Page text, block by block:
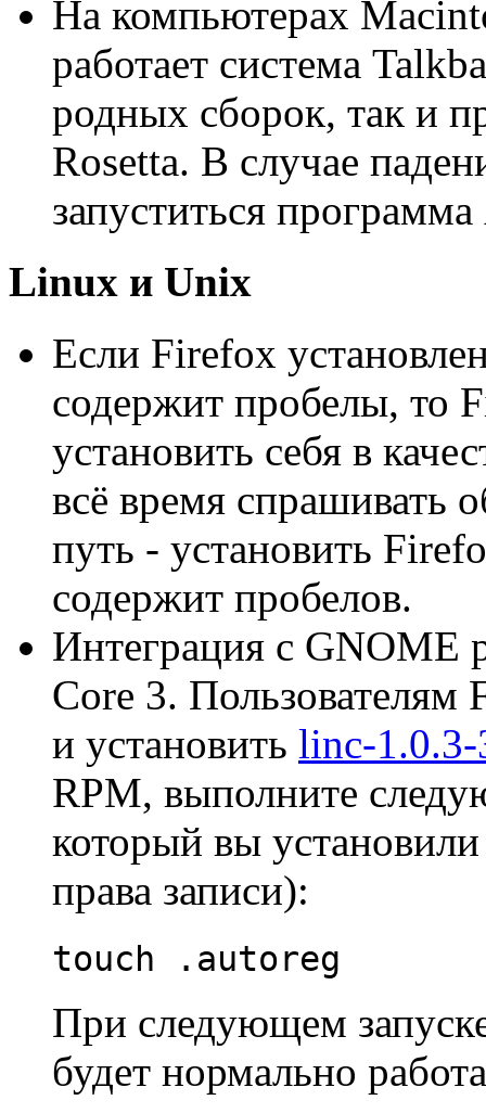
На компьютерах
работает система
родных сборок, так и
Rosetta. В случае
запуститься
Linux и Unix
Если Firefox
содержит пробелы, то
установить себя в
всё время спрашивать
путь - установить
содержит пробелов.
Интеграция с GNOME
Core 3. Пользователям
и установить linc-
RPM, выполните
который вы
права записи):
touch .autoreg
При следующем
будет нормально